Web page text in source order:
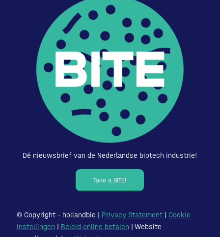
Dé nieuwsbrief van de Nederlandse biotech industrie!
Take a BITE!
© Copyright – hollandbio | Privacy Statement| Cookie
instellingen | Beleid online betalen | Website